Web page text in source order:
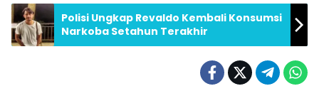
Polisi Ungkap Revaldo Kembali Konsumsi
Narkoba Setahun Terakhir